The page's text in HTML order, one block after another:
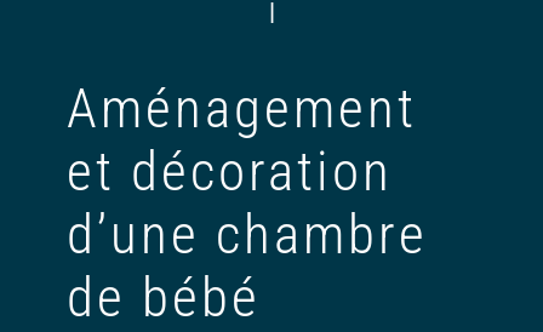
|
Aménagement
et décoration
d’une chambre
de bébé